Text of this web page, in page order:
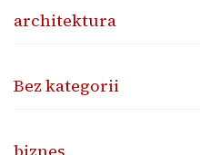
architektura
Bez kategorii